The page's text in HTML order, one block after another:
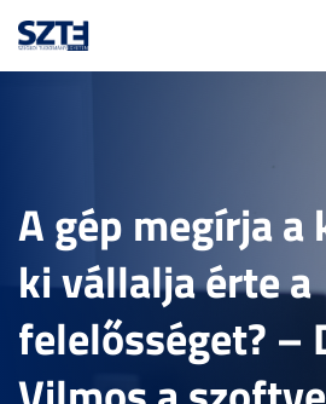
A gép megírja a
ki vállalja érte a
felelősséget? –